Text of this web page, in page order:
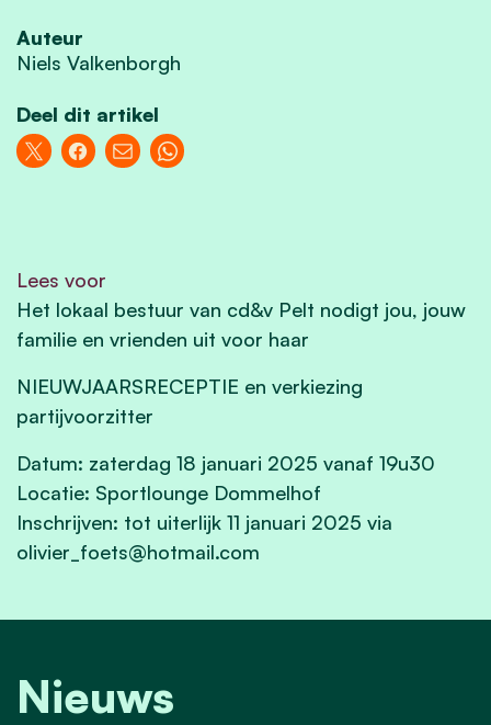
Auteur
Niels Valkenborgh
Deel dit artikel
Lees voor
Het lokaal bestuur van cd&v Pelt nodigt jou, jouw
familie en vrienden uit voor haar
NIEUWJAARSRECEPTIE en verkiezing
partijvoorzitter
Datum: zaterdag 18 januari 2025 vanaf 19u30
Locatie: Sportlounge Dommelhof
Inschrijven: tot uiterlijk 11 januari 2025 via
olivier_foets@hotmail.com
Nieuws